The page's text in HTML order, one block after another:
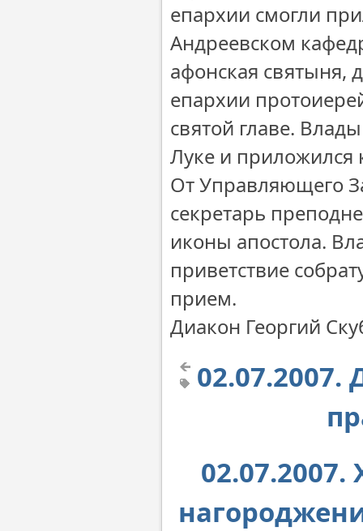
епархии смогли
Андреевском
афонская святыня,
епархии
святой главе.
Луке и приложился
От Управляющего
секретарь
иконы апостола.
приветствие
прием.
Диакон Георгий